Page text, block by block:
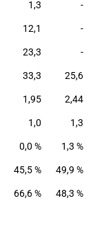
1,3 -
12,1 -
23,3 -
33,3 25,6
1,95 2,44
1,0 1,3
0,0 % 1,3 %
45,5 % 49,9 %
66,6 % 48,3 %